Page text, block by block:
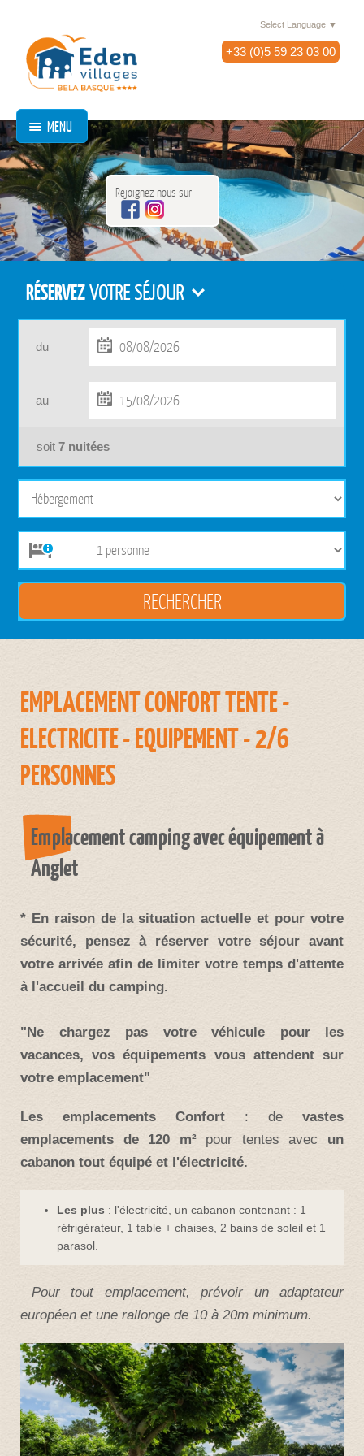
Rejoignez-nous sur
MENU
Select Language ▼
+33 (0)5 59 23 03 00
RÉSERVEZVOTRE SÉJOUR
du
au
soit7 nuitées
EMPLACEMENT CONFORT TENTE -
ELECTRICITE - EQUIPEMENT - 2/6
PERSONNES
Emplacement camping avec équipement à
Anglet
* En raison de la situation actuelle et pour votre
sécurité, pensez à réserver votre séjour avant
votre arrivée afin de limiter votre temps d'attente
à l'accueil du camping.
"Ne chargez pas votre véhicule pour les
vacances, vos équipements vous attendent sur
votre emplacement"
Les emplacements Confort : de vastes
emplacements de 120 m² pour tentes avec un
cabanon tout équipé et l'électricité.
Les plus : l'électricité, un cabanon contenant : 1
réfrigérateur, 1 table + chaises, 2 bains de soleil et 1
parasol.
Pour tout emplacement, prévoir un adaptateur
européen et une rallonge de 10 à 20m minimum.